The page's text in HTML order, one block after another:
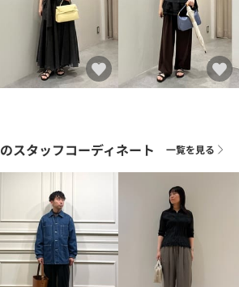
のスタッフコーディネート 一覧を見る